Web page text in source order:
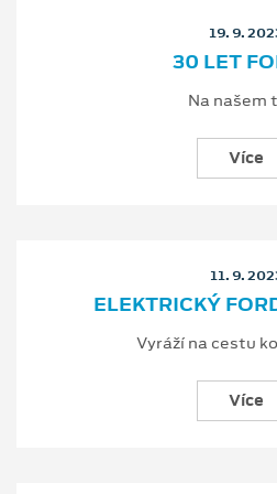
19. 9.
30 LET
Na našem
Více
11. 9.
ELEKTRICKÝ
Vyráží na cestu
Více